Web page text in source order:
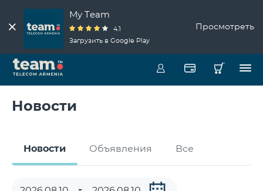
My Team
4.1
Загрузить в Google Play
Просмотреть
Новости
Новости Объявления Все